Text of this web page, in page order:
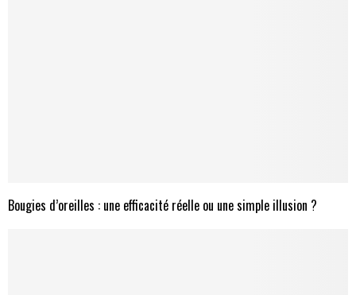
Bougies d’oreilles : une efficacité réelle ou une simple illusion ?